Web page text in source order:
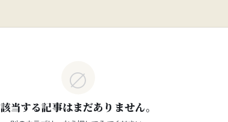
∅
該当する記事はまだありません。